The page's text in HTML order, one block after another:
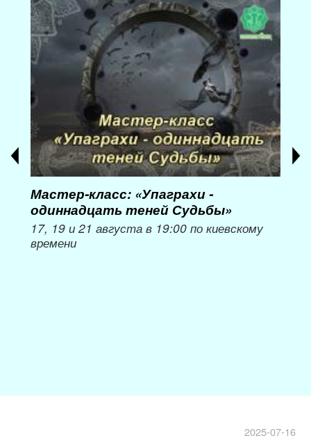
Мастер-класс: «Упаграхи -
одиннадцать теней Судьбы»
17, 19 и 21 августа в 19:00 по киевскому
времени
2025-07-16